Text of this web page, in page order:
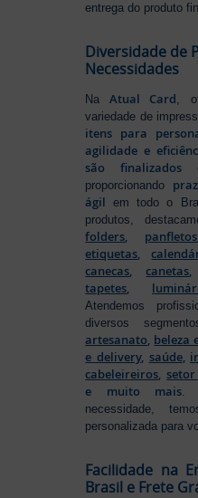
entrega do produto
Diversidade de
Necessidades
NaAtual Card ,
variedade de
itens para
agilidade e
são
proporcionando
ágil em todo o
produtos,
folders, panfletos
etiquetas,
canecas,canetas,
tapetes,
Atendemos
diversos
artesanato, beleza
e delivery, saúde,
cabeleireiros,
e muito mais .
necessidade,
personalizada para
Facilidade na
Brasil e Frete